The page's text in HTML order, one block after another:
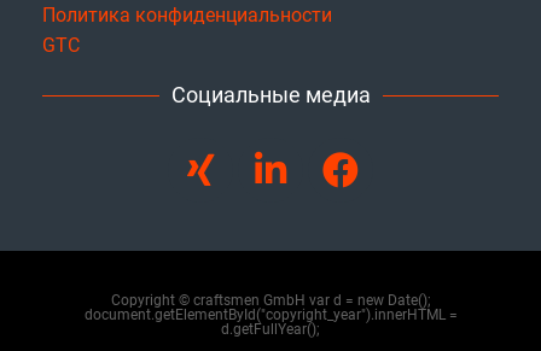
Политика конфиденциальности
GTC
Социальные медиа
Copyright © craftsmen GmbH var d = new Date();
document.getElementById("copyright_year").innerHTML =
d.getFullYear();